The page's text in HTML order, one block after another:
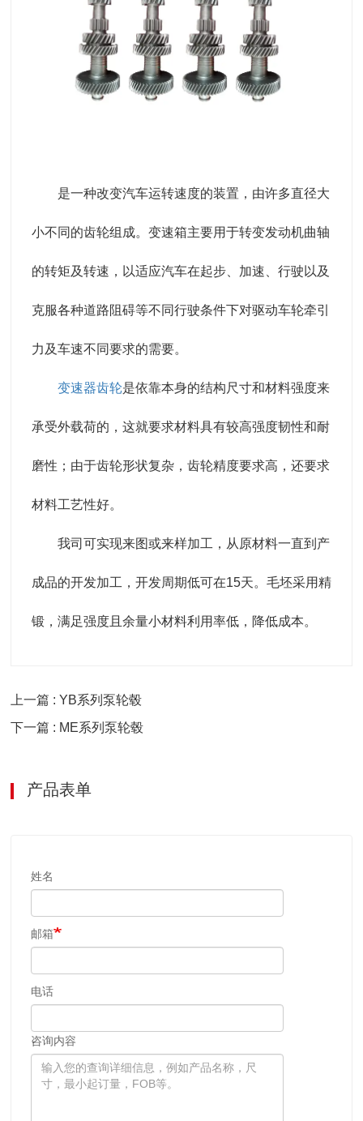
是一种改变汽车运转速度的装置，由许多直径大
小不同的齿轮组成。变速箱主要用于转变发动机曲轴
的转矩及转速，以适应汽车在起步、加速、行驶以及
克服各种道路阻碍等不同行驶条件下对驱动车轮牵引
力及车速不同要求的需要。
变速器齿轮是依靠本身的结构尺寸和材料强度来
承受外载荷的，这就要求材料具有较高强度韧性和耐
磨性；由于齿轮形状复杂，齿轮精度要求高，还要求
材料工艺性好。
我司可实现来图或来样加工，从原材料一直到产
成品的开发加工，开发周期低可在15天。毛坯采用精
锻，满足强度且余量小材料利用率低，降低成本。
上一篇 : YB系列泵轮毂
下一篇 : ME系列泵轮毂
产品表单
姓名
邮箱
电话
咨询内容